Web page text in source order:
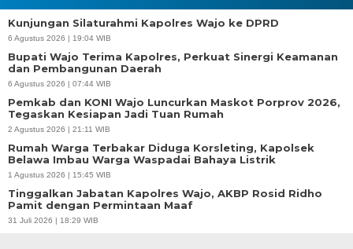
Kunjungan Silaturahmi Kapolres Wajo ke DPRD
6 Agustus 2026 | 19:04 WIB
Bupati Wajo Terima Kapolres, Perkuat Sinergi Keamanan
dan Pembangunan Daerah
6 Agustus 2026 | 07:44 WIB
Pemkab dan KONI Wajo Luncurkan Maskot Porprov 2026,
Tegaskan Kesiapan Jadi Tuan Rumah
2 Agustus 2026 | 21:11 WIB
Rumah Warga Terbakar Diduga Korsleting, Kapolsek
Belawa Imbau Warga Waspadai Bahaya Listrik
1 Agustus 2026 | 15:45 WIB
Tinggalkan Jabatan Kapolres Wajo, AKBP Rosid Ridho
Pamit dengan Permintaan Maaf
31 Juli 2026 | 18:29 WIB